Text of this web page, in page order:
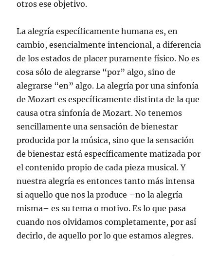
otros ese objetivo.
La alegría específicamente humana es, en
cambio, esencialmente intencional, a diferencia
de los estados de placer puramente físico. No es
cosa sólo de alegrarse “por” algo, sino de
alegrarse “en” algo. La alegría por una sinfonía
de Mozart es específicamente distinta de la que
causa otra sinfonía de Mozart. No tenemos
sencillamente una sensación de bienestar
producida por la música, sino que la sensación
de bienestar está específicamente matizada por
el contenido propio de cada pieza musical. Y
nuestra alegría es entonces tanto más intensa
si aquello que nos la produce –no la alegría
misma– es su tema o motivo. Es lo que pasa
cuando nos olvidamos completamente, por así
decirlo, de aquello por lo que estamos alegres.